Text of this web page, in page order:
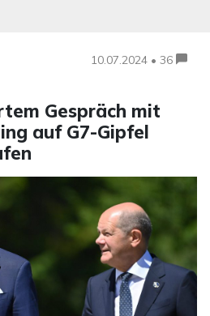
10.07.2024 • 36
Gespräch mit
auf G7-Gipfel